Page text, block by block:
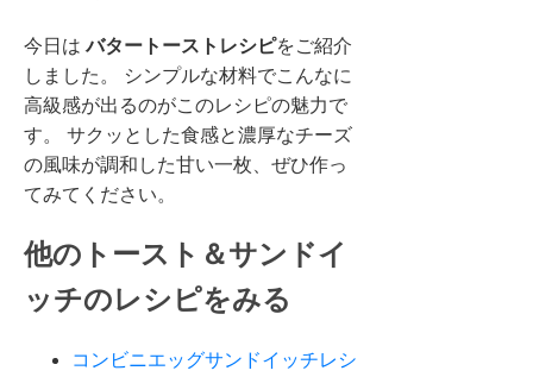
今日はバタートーストレシピをご紹介
しました。 シンプルな材料でこんなに
高級感が出るのがこのレシピの魅力で
す。 サクッとした食感と濃厚なチーズ
の風味が調和した甘い一枚、ぜひ作っ
てみてください。
他のトースト＆サンドイ
ッチのレシピをみる
コンビニエッグサンドイッチレシ